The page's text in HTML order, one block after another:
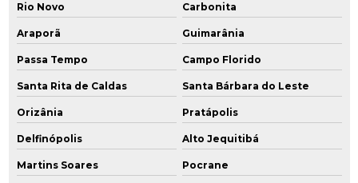
Rio Novo Carbonita
Araporã Guimarânia
Passa Tempo Campo Florido
Santa Rita de Caldas Santa Bárbara do Leste
Orizânia Pratápolis
Delfinópolis Alto Jequitibá
Martins Soares Pocrane